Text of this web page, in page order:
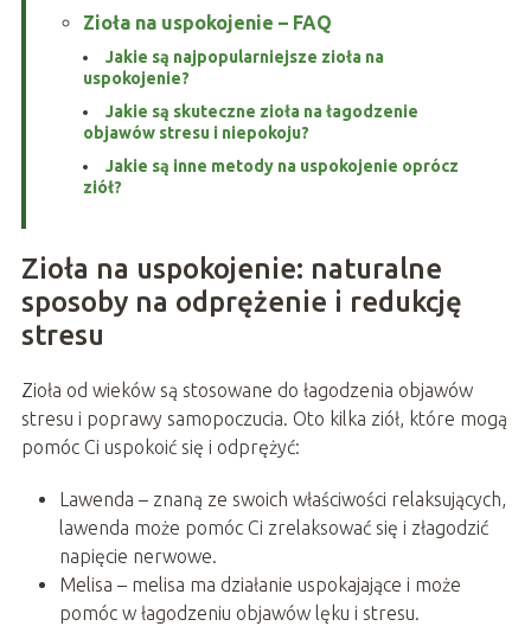
Zioła na uspokojenie – FAQ
Jakie są najpopularniejsze zioła na
uspokojenie?
Jakie są skuteczne zioła na łagodzenie
objawów stresu i niepokoju?
Jakie są inne metody na uspokojenie oprócz
ziół?
Zioła na uspokojenie: naturalne
sposoby na odprężenie i redukcję
stresu
Zioła od wieków są stosowane do łagodzenia objawów
stresu i poprawy samopoczucia. Oto kilka ziół, które mogą
pomóc Ci uspokoić się i odprężyć:
Lawenda – znaną ze swoich właściwości relaksujących,
lawenda może pomóc Ci zrelaksować się i złagodzić
napięcie nerwowe.
Melisa – melisa ma działanie uspokajające i może
pomóc w łagodzeniu objawów lęku i stresu.